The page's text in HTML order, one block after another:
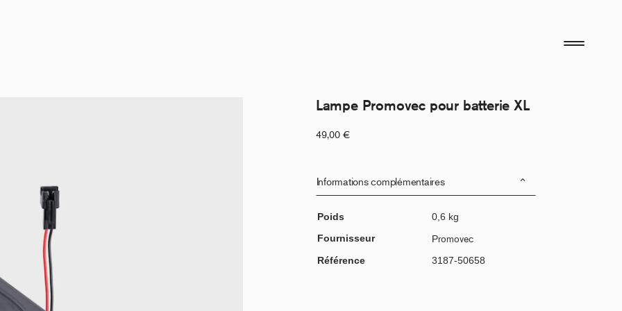
Lampe Promovec pour batterie XL
49,00 €
Informations complémentaires
Poids
0,6 kg
Fournisseur
Promovec
Référence 3187-50658